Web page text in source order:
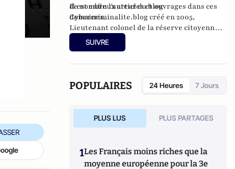
de nombreux articles et ouvrages dans ces
domaines.
Il est enfin l'auteur du blog
Cybercriminalite.blog créé en 2005,
Lieutenant colonel de la réserve citoyenne
de la Gendarmerie Nationale et réserviste
citoyen de l'Education Nationale.
SUIVRE
POPULAIRES 24 Heures 7 Jours
PLUS LUS PLUS PARTAGES
1Les Français moins riches que la
moyenne européenne pour la 3e